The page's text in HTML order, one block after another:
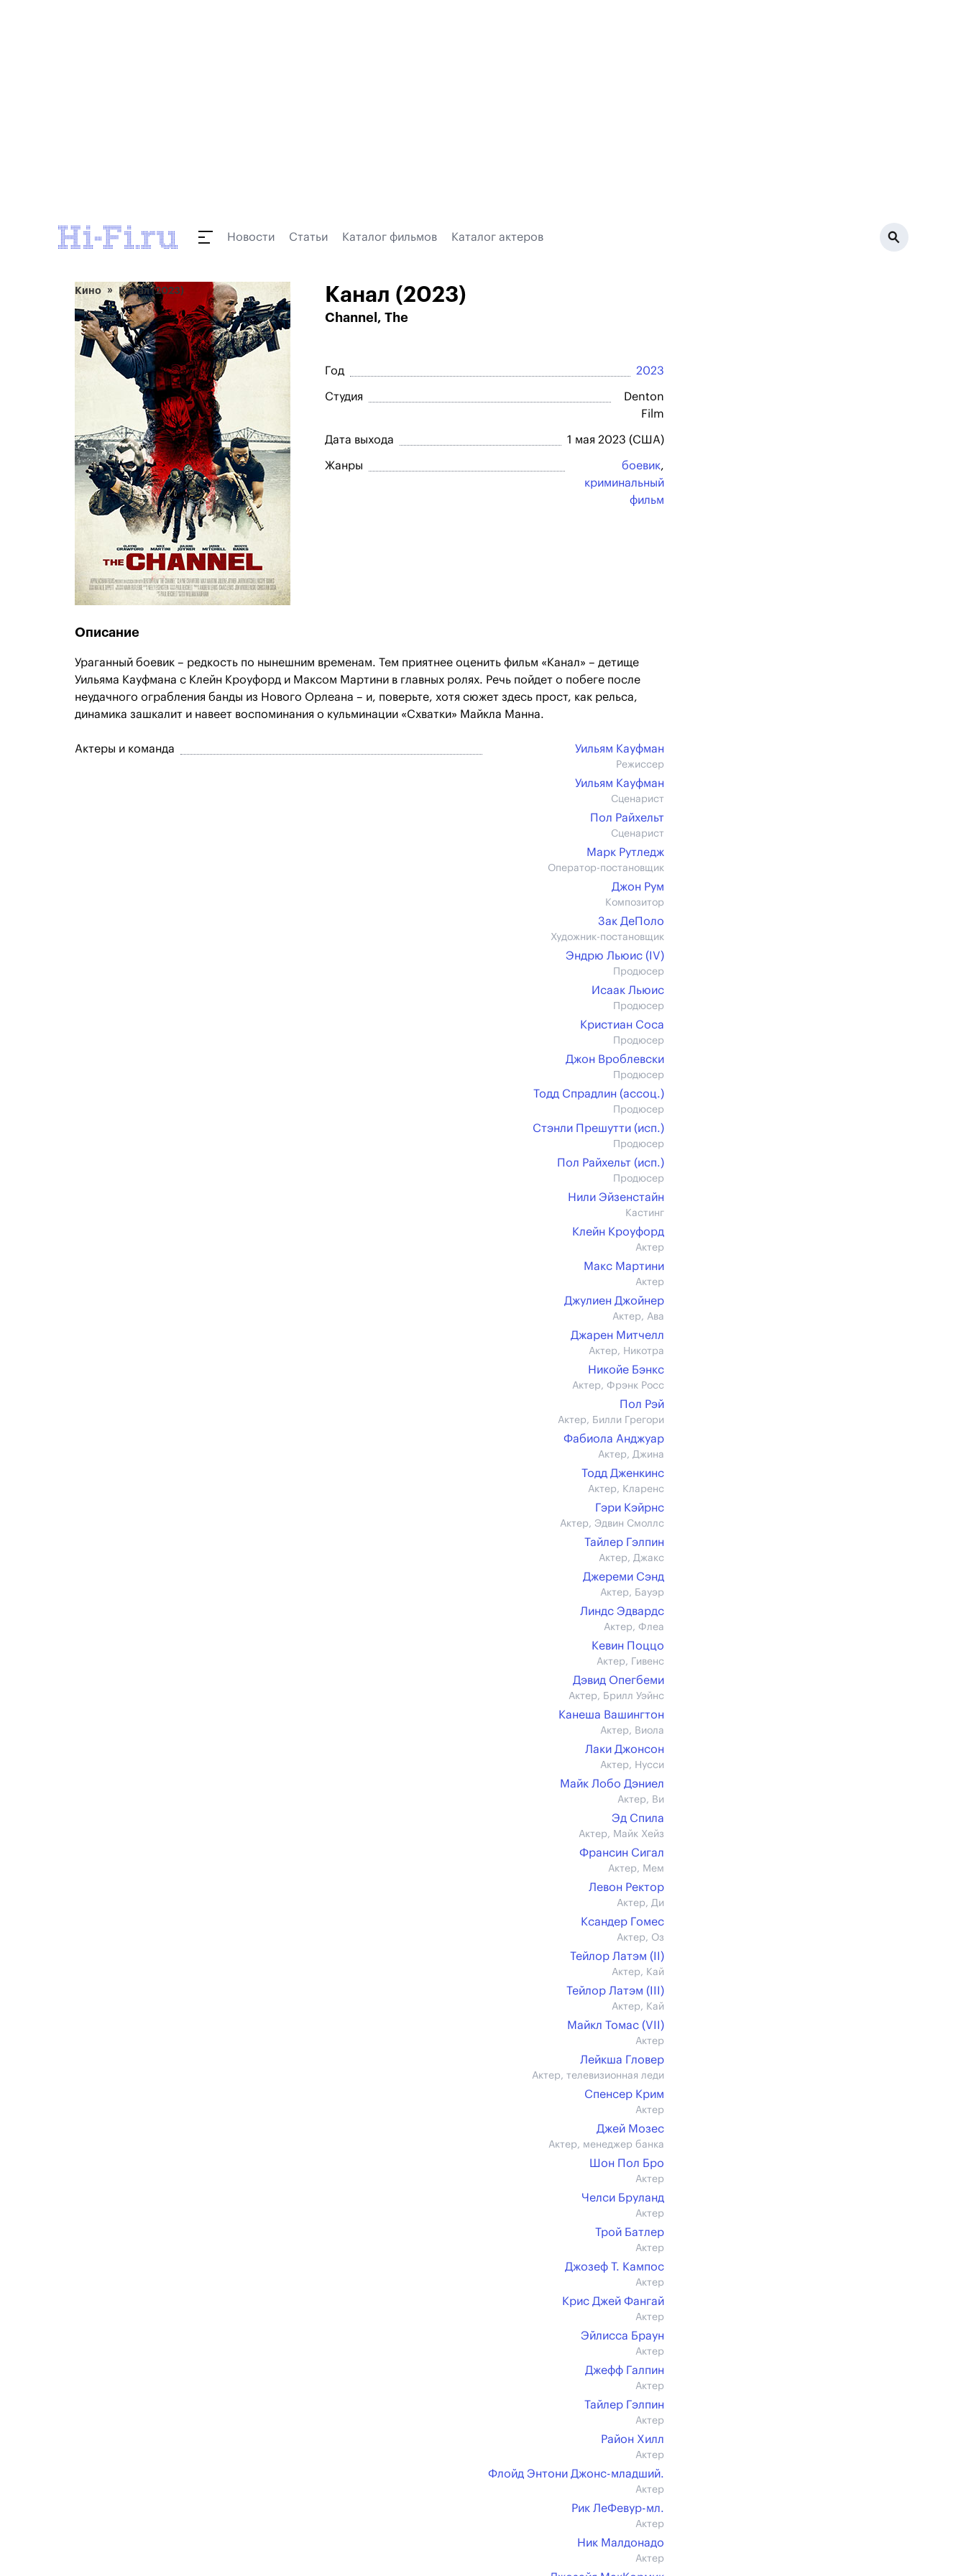
Новости Статьи Каталог фильмов Каталог актеров
Кино Канал (2023) Канал (2023)
Channel, The
Год 2023
Студия
Denton
Film
Дата выхода 1 мая 2023 (США)
Жанры боевик,
криминальный
фильм
Описание
Ураганный боевик – редкость по нынешним временам. Тем приятнее оценить фильм «Канал» – детище
Уильяма Кауфмана с Клейн Кроуфорд и Максом Мартини в главных ролях. Речь пойдет о побеге после
неудачного ограбления банды из Нового Орлеана – и, поверьте, хотя сюжет здесь прост, как рельса,
динамика зашкалит и навеет воспоминания о кульминации «Схватки» Майкла Манна.
Актеры и команда Уильям Кауфман
Режиссер
Уильям Кауфман
Сценарист
Пол Райхельт
Сценарист
Марк Рутледж
Оператор-постановщик
Джон Рум
Композитор
Зак ДеПоло
Художник-постановщик
Эндрю Льюис (IV)
Продюсер
Исаак Льюис
Продюсер
Кристиан Соса
Продюсер
Джон Вроблевски
Продюсер
Тодд Спрадлин (ассоц.)
Продюсер
Стэнли Прешутти (иcп.)
Продюсер
Пол Райхельт (иcп.)
Продюсер
Нили Эйзенстайн
Кастинг
Клейн Кроуфорд
Актер
Макс Мартини
Актер
Джулиен Джойнер
Актер, Ава
Джарен Митчелл
Актер, Никотра
Никойе Бэнкс
Актер, Фрэнк Росс
Пол Рэй
Актер, Билли Грегори
Фабиола Анджуар
Актер, Джина
Тодд Дженкинс
Актер, Кларенс
Гэри Кэйрнс
Актер, Эдвин Смоллс
Тайлер Гэлпин
Актер, Джакс
Джереми Сэнд
Актер, Бауэр
Линдс Эдвардс
Актер, Флеа
Кевин Поццо
Актер, Гивенс
Дэвид Опегбеми
Актер, Брилл Уэйнс
Канеша Вашингтон
Актер, Виола
Лаки Джонсон
Актер, Нусси
Майк Лобо Дэниел
Актер, Ви
Эд Спила
Актер, Майк Хейз
Франсин Сигал
Актер, Мем
Левон Ректор
Актер, Ди
Ксандер Гомес
Актер, Оз
Тейлор Латэм (II)
Актер, Кай
Тейлор Латэм (III)
Актер, Кай
Майкл Томас (VII)
Актер
Лейкша Гловер
Актер, телевизионная леди
Спенсер Крим
Актер
Джей Мозес
Актер, менеджер банка
Шон Пол Бро
Актер
Челси Бруланд
Актер
Трой Батлер
Актер
Джозеф Т. Кампос
Актер
Крис Джей Фангай
Актер
Эйлисса Браун
Актер
Джефф Галпин
Актер
Тайлер Гэлпин
Актер
Район Хилл
Актер
Флойд Энтони Джонс-младший.
Актер
Рик ЛеФевур-мл.
Актер
Ник Малдонадо
Актер